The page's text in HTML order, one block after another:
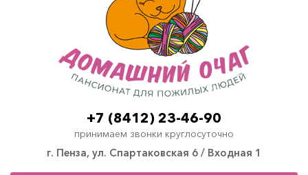
г. Пенза, ул. Спартаковская 6 / Входная 1
+7 (8412) 23-46-90
принимаем звонки круглосуточно